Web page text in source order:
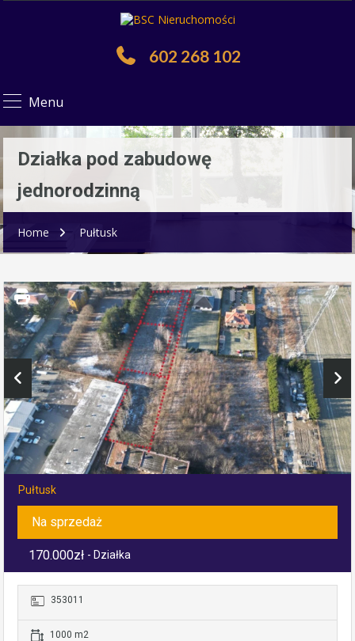
602 268 102
Menu
Działka pod zabudowę
jednorodzinną
Home Pułtusk
Pułtusk
Na sprzedaż
170.000zł - Działka
353011
1000 m2